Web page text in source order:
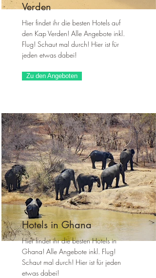
Verden
Hier findet ihr die besten Hotels auf
den Kap Verden! Alle Angebote inkl.
Flug! Schaut mal durch! Hier ist für
jeden etwas dabei!
Zu den Angeboten
Hotels in Ghana
Hier findet ihr die besten Hotels in
Ghana! Alle Angebote inkl. Flug!
Schaut mal durch! Hier ist für jeden
etwas dabei!